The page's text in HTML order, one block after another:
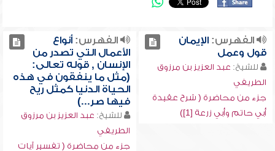
الفهرس:الإيمان
قول وعمل
للشيخ: عبد العزيز بن مرزوق
الطريفي
جزء من محاضرة ( شرح عقيدة
أبي حاتم وأبي زرعة [1])
الفهرس:أنواع
الأعمال التي تصدر من
الإنسان , قوله تعالى:
(مثل ما ينفقون في هذه
الحياة الدنيا كمثل ريح
فيها صر...)
للشيخ: عبد العزيز بن مرزوق
الطريفي
جزء من محاضرة ( تفسير آيات